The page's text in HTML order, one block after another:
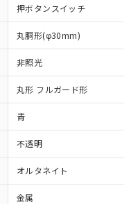
押ボタンスイッチ
丸胴形(φ30mm)
非照光
丸形 フルガード形
青
不透明
オルタネイト
金属